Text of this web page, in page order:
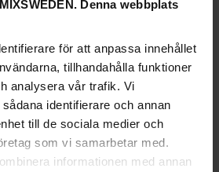
Denna webbplats
för att anpassa innehållet
tillhandahålla funktioner
analysera vår trafik. Vi
identifierare och annan
till de sociala medier och
som vi samarbetar med.
informationen med annan
TITTADE PÅ